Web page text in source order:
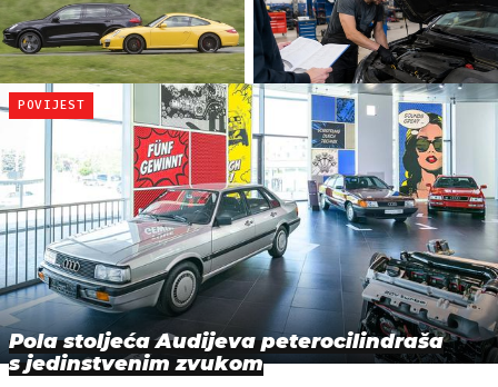
POVIJEST
Pola stoljeća Audijeva peterocilindraša
s jedinstvenim zvukom